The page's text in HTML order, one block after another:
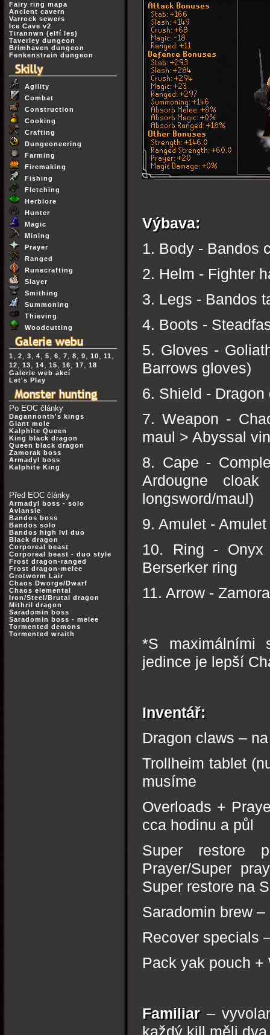
Fairy ring mapa
Ancient cavern
Varrock sewers
Ice Cave v2
Tirannwn (elfí les)
Taverley dungeon
Brimhaven dungeon
Fenkenstrain dungeon
Agility
Combat
Construction
Cooking
Crafting
Dungeoneering
Farming
Firemaking
Fishing
Fletching
Herblore
Hunter
Magic
Mining
Prayer
Ranged
Runecrafting
Slayer
Smithing
Summoning
Thieving
Woodcutting
1 , 2, 3, 4, 5, 6, 7, 8, 9, 10, 11 ,
12, 13, 14, 15, 16, 17, 18
Galerie web akcí
Let's Play
Po EOC články
Dagannonth's kings
Giant mole
Kalphite Queen
King black dragon
Queen black dragon
Zamorak boss
Armadyl boss
Kalphite King
Před EOC články
Armadyl boss - solo
Aviansie
Bandos boss
Bandos solo
Bandos high lvl duo
Black dragon
Corporeal beast
Corporeal beast - duo style
Frost dragon-ranged
Frost dragon-melee
Grotworm Lair
Chaos Dworge/Dwarf
Chaos elemental
Iron/Steel/Brutal dragon
Mithril dragon
Saradomin boss
Saradomin boss - melee
Tormented demons
Tormented wraith
Výbava:
1. Body - Bandos
2. Helm - Fighter
3. Legs - Bandos
4. Boots -
5. Gloves -
Barrows gloves)
6. Shield - Dragon
7. Weapon -
maul > Abyssal
8. Cape -
Ardougne
longsword/maul)
9. Amulet -
10. Ring - Onyx
Berserker ring
11. Arrow -
*S maximálními
jedince je lepší
Inventář:
Dragon claws –
Trollheim tablet
musíme
Overloads +
cca hodinu a půl
Super restore
Prayer/Super
Super restore na
Saradomin brew
Recover specials
Pack yak pouch +
Familiar –
každý kill měli